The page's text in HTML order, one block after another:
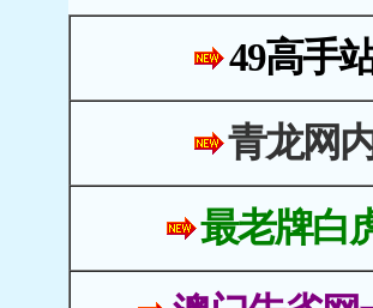
49高手
青龙网
最老牌白